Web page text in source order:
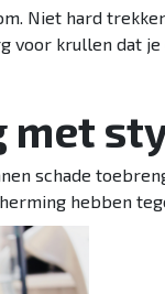
Niet hard
voor krullen dat
met
schade
hebben